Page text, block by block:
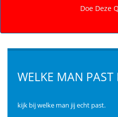
WELKE MAN PAST
kijk bij welke man jij echt past.